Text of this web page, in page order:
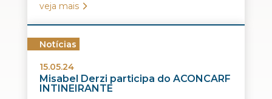
veja mais
Notícias
15.05.24
Misabel Derzi participa do ACONCARF
INTINEIRANTE